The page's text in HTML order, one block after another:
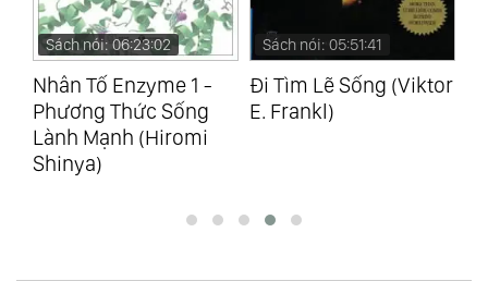
Sách nói: 06:23:02
Nhân Tố Enzyme 1 -
Phương Thức Sống
Lành Mạnh (Hiromi
Shinya)
Sách nói: 05:51:41
Đi Tìm Lẽ Sống (Viktor
E. Frankl)